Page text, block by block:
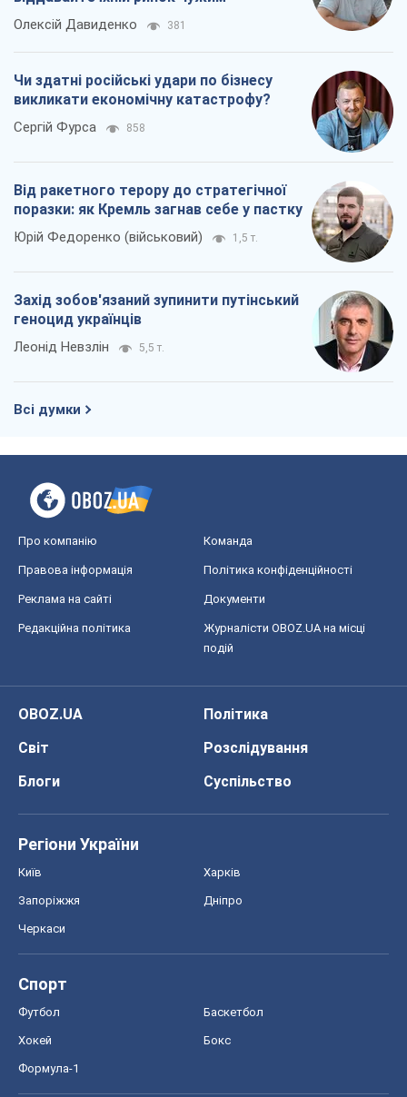
Олексій Давиденко 381
Чи здатні російські удари по бізнесу
викликати економічну катастрофу?
Сергій Фурса 858
Від ракетного терору до стратегічної
поразки: як Кремль загнав себе у пастку
Юрій Федоренко (військовий) 1,5 т.
Захід зобов'язаний зупинити путінський
геноцид українців
Леонід Невзлін 5,5 т.
Всі думки
Про компанію Команда
Правова інформація Політика конфіденційності
Реклама на сайті Документи
Редакційна політика
Журналісти OBOZ.UA на місці
подій
OBOZ.UA
Політика
Світ
Розслідування
Блоги
Суспільство
Регіони України
Київ Харків
Запоріжжя Дніпро
Черкаси
Спорт
Футбол Баскетбол
Хокей Бокс
Формула-1